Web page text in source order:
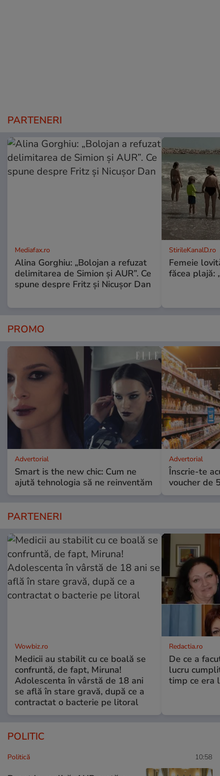
PARTENERI
Mediafax.ro
Alina Gorghiu: „Bolojan a refuzat
delimitarea de Simion și AUR”. Ce
spune despre Fritz și Nicușor Dan
StirileKanalD.ro
Femeie
făcea plajă:
PROMO
Advertorial
Smart is the new chic: Cum ne
ajută tehnologia să ne reinventăm
Advertorial
Înscrie-te
voucher de
PARTENERI
Wowbiz.ro
Medicii au stabilit cu ce boală se
confruntă, de fapt, Miruna!
Adolescenta în vârstă de 18 ani
se află în stare gravă, după ce a
contractat o bacterie pe litoral
Redactia.ro
De ce a
lucru
timp ce era
POLITIC
Politică 10:58